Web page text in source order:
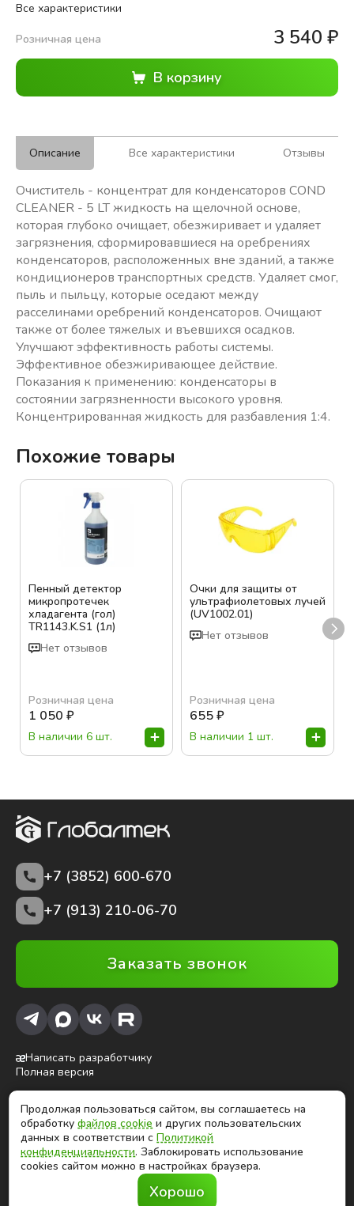
Все характеристики
Розничная цена 3 540 ₽
Описание Все характеристики Отзывы
Очиститель - концентрат для конденсаторов COND
CLEANER - 5 LT жидкость на щелочной основе,
которая глубоко очищает, обезжиривает и удаляет
загрязнения, сформировавшиеся на оребрениях
конденсаторов, расположенных вне зданий, а также
кондиционеров транспортных средств. Удаляет смог,
пыль и пыльцу, которые оседают между
расселинами оребрений конденсаторов. Очищают
также от более тяжелых и въевшихся осадков.
Улучшают эффективность работы системы.
Эффективное обезжиривающее действие.
Показания к применению: конденсаторы в
состоянии загрязненности высокого уровня.
Концентрированная жидкость для разбавления 1:4.
Похожие товары
Пенный детектор
микропротечек
хладагента (гол)
TR1143.K.S1 (1л)
Нет отзывов
Розничная цена
1 050 ₽
В наличии 6 шт.
Очки для защиты от
ультрафиолетовых лучей
(UV1002.01)
Нет отзывов
Розничная цена
655₽
В наличии 1 шт.
+7 (3852) 600-670
+7 (913) 210-06-70
Заказать звонок
Написать разработчику
Полная версия
ⓒ Глобалтек, 2026
Цены на сайте не являются публичной офертой
Продолжая использовать сайт, вы соглашаетесь на
файлов cookiesи других
Продолжая пользоваться сайтом, вы соглашаетесь на
обработкуфайлов cookie и других пользовательских
данных в соответствии сПолитикой
конфиденциальности. Заблокировать использование
cookies сайтом можно в настройках браузера.
Хорошо